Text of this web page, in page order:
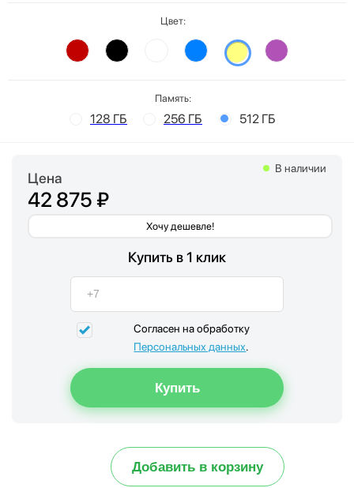
Цвет:
Память:
128 ГБ 256 ГБ 512 ГБ
Цена
42 875 ₽
Хочу дешевле!
В наличии
Купить в 1 клик
Согласен на обработку
Персональных данных.
Добавить в корзину